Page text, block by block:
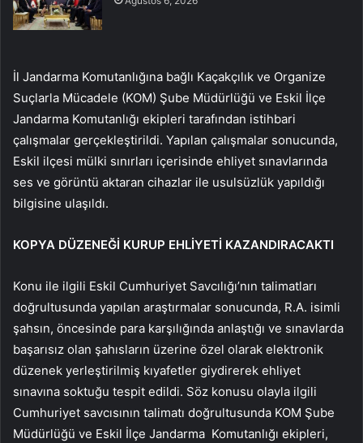
İl Jandarma Komutanlığına bağlı Kaçakçılık ve Organize
Suçlarla Mücadele (KOM) Şube Müdürlüğü ve Eskil İlçe
Jandarma Komutanlığı ekipleri tarafından istihbari
çalışmalar gerçekleştirildi. Yapılan çalışmalar sonucunda,
Eskil ilçesi mülki sınırları içerisinde ehliyet sınavlarında
ses ve görüntü aktaran cihazlar ile usulsüzlük yapıldığı
bilgisine ulaşıldı.
KOPYA DÜZENEĞİ KURUP EHLİYETİ KAZANDIRACAKTI
Konu ile ilgili Eskil Cumhuriyet Savcılığı’nın talimatları
doğrultusunda yapılan araştırmalar sonucunda, R.A. isimli
şahsın, öncesinde para karşılığında anlaştığı ve sınavlarda
başarısız olan şahısların üzerine özel olarak elektronik
düzenek yerleştirilmiş kıyafetler giydirerek ehliyet
sınavına soktuğu tespit edildi. Söz konusu olayla ilgili
Cumhuriyet savcısının talimatı doğrultusunda KOM Şube
Müdürlüğü ve Eskil İlçe Jandarma Komutanlığı ekipleri,